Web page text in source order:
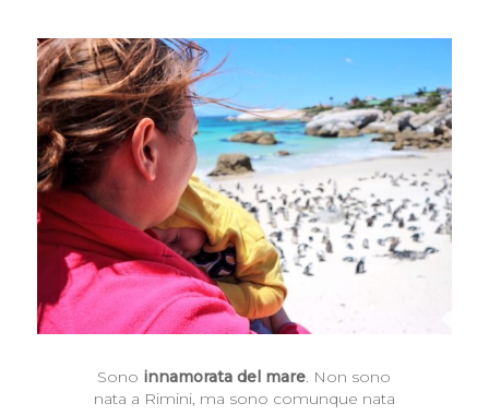
Sono innamorata del mare. Non sono
nata a Rimini, ma sono comunque nata